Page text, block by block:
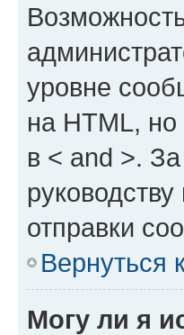
уровне
на HTML,
в < and >.
отправки
Вернуться
Могу ли я